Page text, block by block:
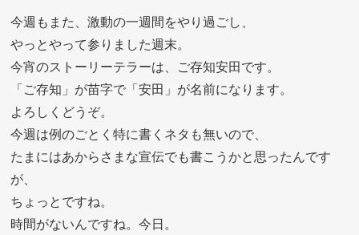
今週もまた、激動の一週間をやり過ごし、
やっとやって参りました週末。
今宵のストーリーテラーは、ご存知安田です。
「ご存知」が苗字で「安田」が名前になります。
よろしくどうぞ。
今週は例のごとく特に書くネタも無いので、
たまにはあからさまな宣伝でも書こうかと思ったんです
が、
ちょっとですね。
時間がないんですね。今日。